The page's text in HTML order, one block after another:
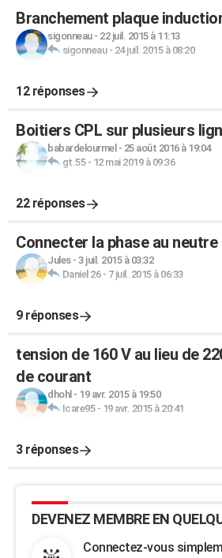
Branchement plaque
sigonneau- 22 juil. 2015 à 11:13
sigonneau- 24 juil. 2015 à 08:20
12 réponses
Boitiers CPL sur plusieurs
babardelourmel - 25 août 2016 à 19:04
gt.55- 12 mai 2019 à 09:36
22 réponses
Connecter la phase au
Jules- 3 juil. 2015 à 03:32
Daniel 26- 7 juil. 2015 à 06:33
9 réponses
tension de 160 V au lieu de
de courant
dhohl - 19 avr. 2015 à 19:50
Icare95- 19 avr. 2015 à 20:41
3 réponses
DEVENEZ MEMBRE EN
Connectez-vous